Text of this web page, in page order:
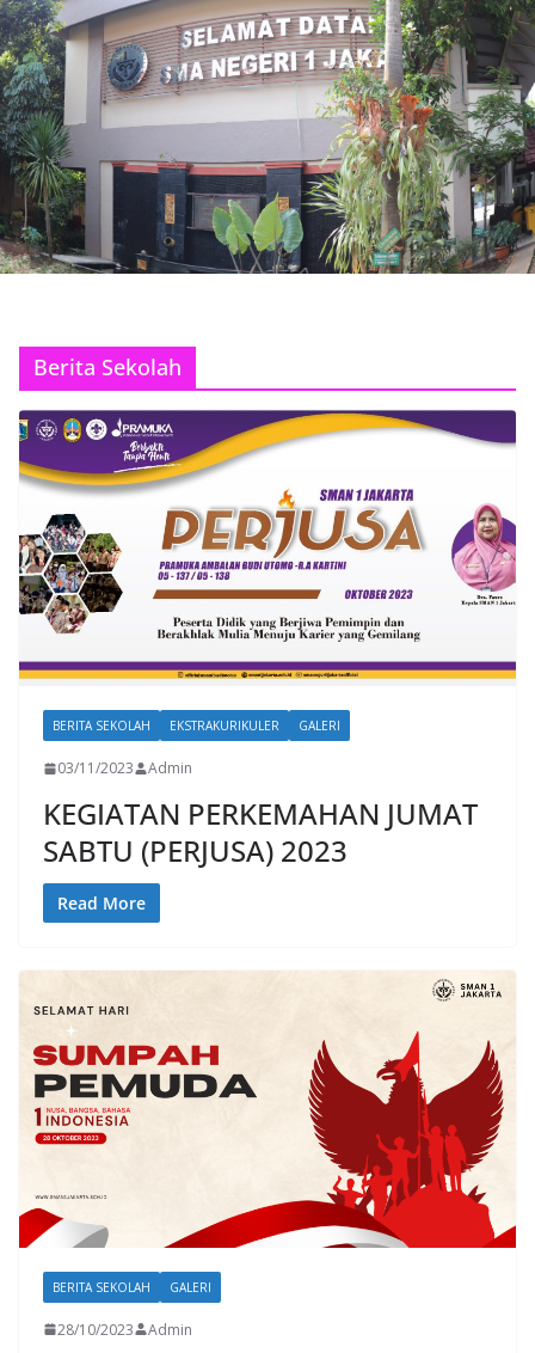
Berita Sekolah
BERITA SEKOLAH EKSTRAKURIKULER GALERI
03/11/2023 Admin
KEGIATAN PERKEMAHAN JUMAT
SABTU (PERJUSA) 2023
Read More
BERITA SEKOLAH GALERI
28/10/2023 Admin